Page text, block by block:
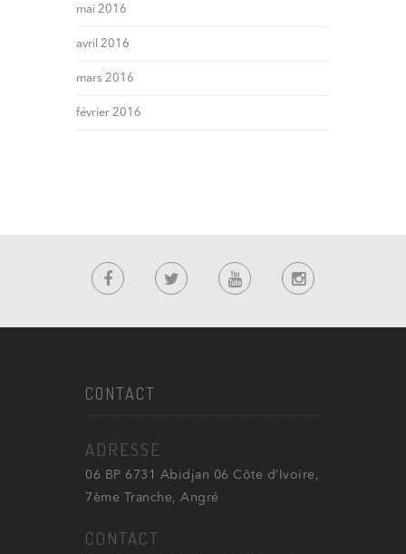
mai 2016
avril 2016
mars 2016
février 2016
CONTACT
ADRESSE
06 BP 6731 Abidjan 06 Côte d’Ivoire,
7ème Tranche, Angré
CONTACT